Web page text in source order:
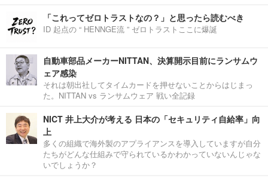
「これってゼロトラストなの？」と思ったら読むべき
ID 起点の “ HENNGE流 ” ゼロトラストここに爆誕
自動車部品メーカーNITTAN、決算開示目前にランサムウ
ェア感染
それは朝出社してタイムカードを押せないことからはじまっ
た。NITTAN vs ランサムウェア 戦い全記録
NICT 井上大介が考える 日本の「セキュリティ自給率」向
上
多くの組織で海外製のアプライアンスを導入していますが自分
たちがどんな仕組みで守られているかわかっていないんじゃな
いでしょうか？